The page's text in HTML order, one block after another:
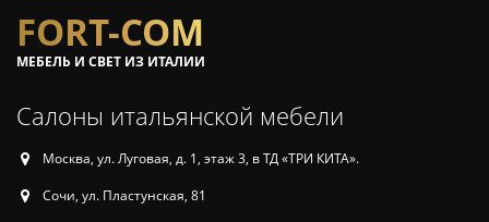
FORT-COM
МЕБЕЛЬ И СВЕТ ИЗ ИТАЛИИ
Салоны итальянской мебели
Москва, ул. Луговая, д. 1, этаж 3, в ТД «ТРИ КИТА».
Сочи, ул. Пластунская, 81